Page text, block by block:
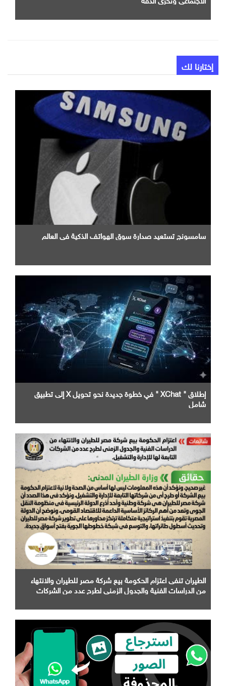
إختارنا لك
سامسونج تستعيد صدارة سوق الهواتف الذكية في العالم
إطلاق " XChat " في خطوة جديدة نحو تحويل X إلى تطبيق
شامل
الطيران تنفى اعتزام الحكومة بيع شركة مصر للطيران والانتهاء
من الدراسات الفنية والجدول الزمني لطرح عدد من الشركات